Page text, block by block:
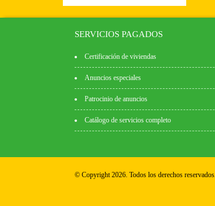
SERVICIOS PAGADOS
Certificación de viviendas
Anuncios especiales
Patrocinio de anuncios
Catálogo de servicios completo
© Copyright 2026. Todos los derechos reservados.